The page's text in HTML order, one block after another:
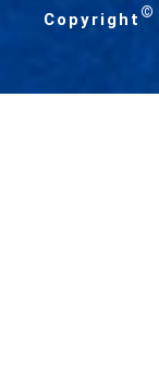
Copyright ©